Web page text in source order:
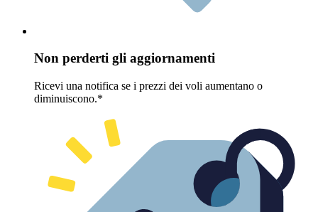
Non perderti gli aggiornamenti
Ricevi una notifica se i prezzi dei voli aumentano o
diminuiscono.*